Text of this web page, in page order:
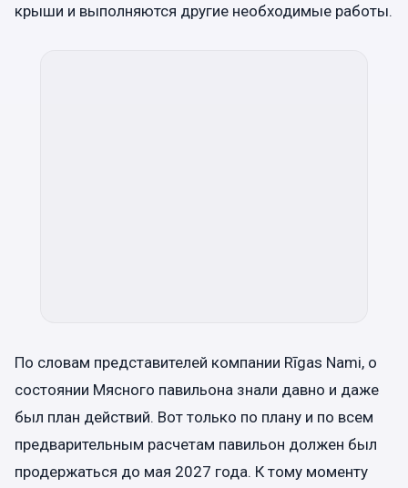
крыши и выполняются другие необходимые работы.
По словам представителей компании Rīgas Nami, о
состоянии Мясного павильона знали давно и даже
был план действий. Вот только по плану и по всем
предварительным расчетам павильон должен был
продержаться до мая 2027 года. К тому моменту